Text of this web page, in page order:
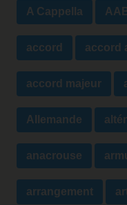
A Cappella
accord accord
accord majeur
Allemande
anacrouse
arrangement